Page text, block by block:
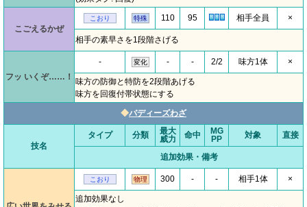
こごえるかぜ
こおり 特殊 110 95 相手全員 ×
相手の素早さを1段階さげる
フッ いくぞ……！
- 変化 - - 2/2 味方1体 ×
味方の防御と特防を2段階あげる
味方を回復付帯状態にする
◆バディーズわざ
技名
タイプ 分類
最大
威力
命中
MG
PP
対象 直接
追加効果・備考
こおり 物理 300 - - 相手1体 ×
追加効果なし